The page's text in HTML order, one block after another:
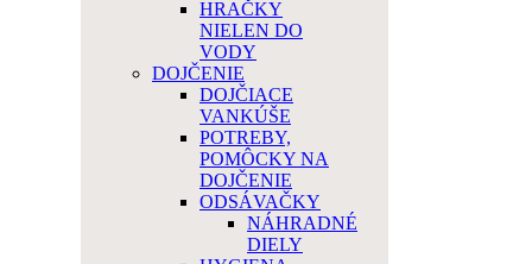
HRAČKY
NIELEN DO
VODY
DOJČENIE
DOJČIACE
VANKÚŠE
POTREBY,
POMÔCKY NA
DOJČENIE
ODSÁVAČKY
NÁHRADNÉ
DIELY